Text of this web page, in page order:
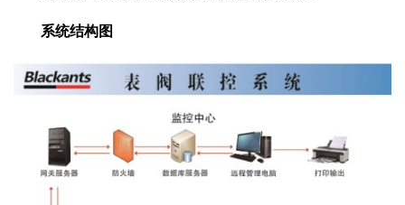
系统结构图